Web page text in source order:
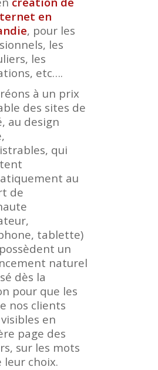
en
, pour les
les
les
etc….
à un prix
des sites de
au design
qui
au
de
tablette)
un
naturel
dès la
pour que les
nos clients
en
page des
sur les mots
leur choix.